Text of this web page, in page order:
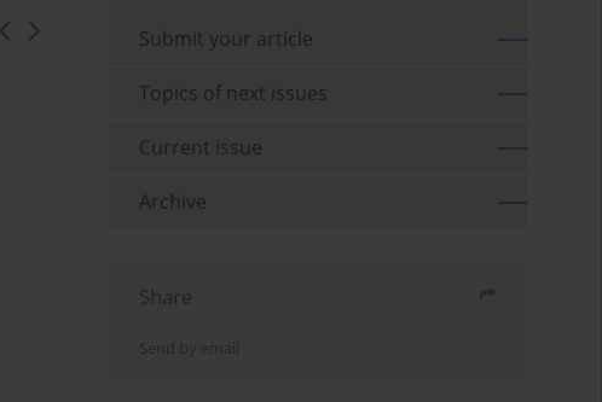
Submit your article
Topics of next issues
Current issue
Archive
Share
Send by email